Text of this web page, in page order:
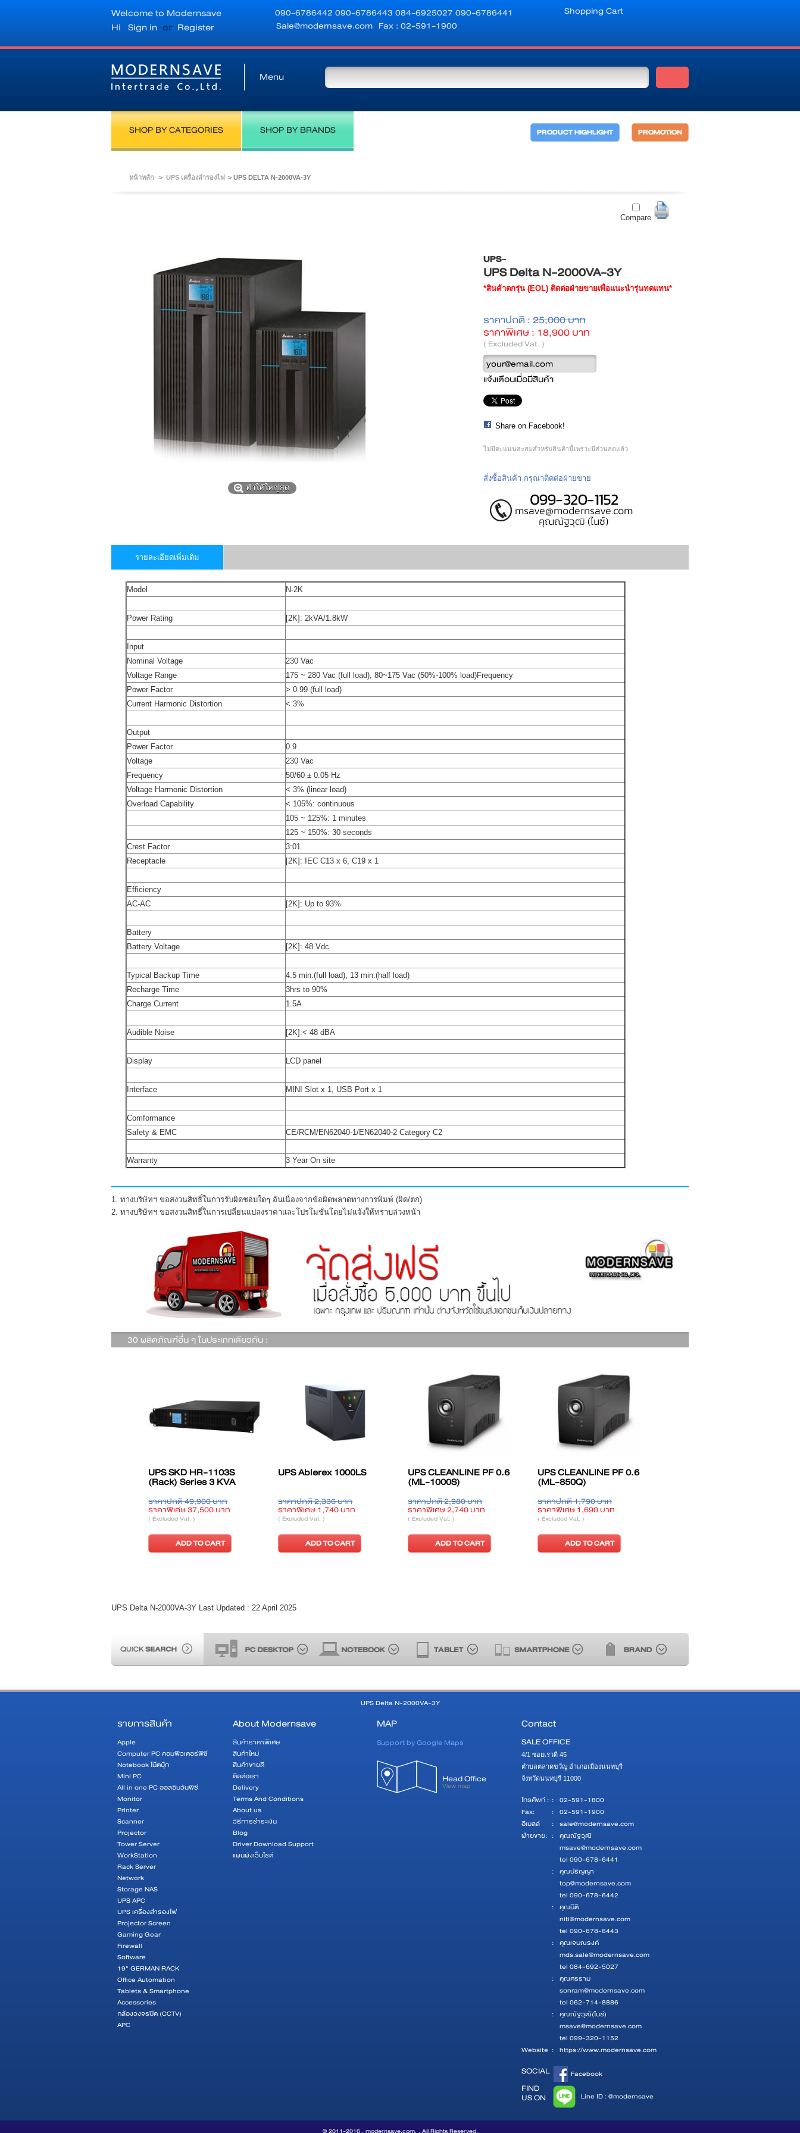
Welcome to Modernsave
Hi Sign in or Register
090-6786442090-6786443084-6925027090-6786441
Sale@modernsave.com Fax : 02-591-1900
Shopping Cart
Menu
SHOP BY CATEGORIES SHOP BY BRANDS PROMOTION
PRODUCT HIGHLIGHT
หน้าหลัก > UPS เครื่องสำรองไฟ > UPS DELTA N-2000VA-3Y
Compare
UPS-
UPS Delta N-2000VA-3Y
*สินค้าตกรุ่น (EOL) ติดต่อฝ่ายขายเพื่อแนะนำรุ่นทดแทน*
ราคาปกติ :25,000 บาท
ราคาพิเศษ : 18,900 บาท
( Excluded Vat. )
แจ้งเตือนเมื่อมีสินค้า
Share on Facebook!
ไม่มีคะแนนสะสมสำหรับสินค้านี้เพราะมีส่วนลดแล้ว
สั่งซื้อสินค้า กรุณาติดต่อฝ่ายขาย
ทำให้ใหญ่สุด
รายละเอียดเพิ่มเติม
Model N-2K
Power Rating [2K]: 2kVA/1.8kW
Input
Nominal Voltage
230 Vac
Voltage Range
175 ~ 280 Vac (full load), 80~175 Vac (50%-100% load)Frequency
Power Factor
> 0.99 (full load)
Current Harmonic Distortion
< 3%
Output
Power Factor
0.9
Voltage
230 Vac
Frequency
50/60 ± 0.05 Hz
Voltage Harmonic Distortion
< 3% (linear load)
Overload Capability
< 105%: continuous
105 ~ 125%: 1 minutes
125 ~ 150%: 30 seconds
Crest Factor
3:01
Receptacle
[2K]: IEC C13 x 6, C19 x 1
Efficiency
AC-AC
[2K]: Up to 93%
Battery
Battery Voltage
[2K]: 48 Vdc
Typical Backup Time
4.5 min.(full load), 13 min.(half load)
Recharge Time
3hrs to 90%
Charge Current
1.5A
Audible Noise [2K]:< 48 dBA
Display LCD panel
Interface MINI Slot x 1, USB Port x 1
Comformance
Safety & EMC
CE/RCM/EN62040-1/EN62040-2 Category C2
Warranty 3 Year On site
1. ทางบริษัทฯ ขอสงวนสิทธิ์ในการรับผิดชอบใดๆ อันเนื่องจากข้อผิดพลาดทางการพิมพ์ (ผิด/ตก)
2. ทางบริษัทฯ ขอสงวนสิทธิ์ในการเปลี่ยนแปลงราคาและโปรโมชั่นโดยไม่แจ้งให้ทราบล่วงหน้า
30 ผลิตภัณฑ์อื่น ๆ ในประเภทเดียวกัน :
UPS CLEANLINE PF 0.6
ราคาพิเศษ 2,740 บาท
UPS CLEANLINE PF 0.6
(ML-850Q)
ราคาปกติ 1,790 บาท
ราคาพิเศษ 1,690 บาท
UPS SKD LCD-1000
ราคาปกติ 3,290 บาท
ราคาพิเศษ 2,480 บาท
UPS SKD LCD-1200
ราคาปกติ 5,590 บาท
ราคาพิเศษ 4,200 บาท
UPS SKD HT-1106S
ราคาปกติ 95,900 บาท
ราคาพิเศษ 73,800 บาท
UPS Delta N-2000VA-3Y Last Updated : 22 April 2025
UPS Delta N-2000VA-3Y
รายการสินค้า
Apple
Computer PC คอมพิวเตอร์พีซี
Notebook โน๊ตบุ๊ก
Mini PC
All in one PC ออลอินวันพีซี
Monitor
Printer
Scanner
Projector
Tower Server
WorkStation
Rack Server
Network
Storage NAS
UPS APC
UPS เครื่องสำรองไฟ
Projector Screen
Gaming Gear
Firewall
Software
19" GERMAN RACK
Office Automation
Tablets & Smartphone
Accessories
กล้องวงจรปิด (CCTV)
APC
About Modernsave
สินค้าราคาพิเศษ
สินค้าใหม่
สินค้าขายดี
ติดต่อเรา
Delivery
Terms And Conditions
About us
วิธีการชำระเงิน
Blog
Driver Download Support
แผนผังเว็บไซต์
MAP
Support by Google Maps
Head Office
View map
Contact
SALE OFFICE
4/1 ซอยเรวดี 45
ตำบลตลาดขวัญ อำเภอเมืองนนทบุรี
จังหวัดนนทบุรี 11000
โทรศัพท์ : : 02-591-1800
Fax:
: 02-591-1900
อีเมลล์
: sale@modernsave.com
ฝ่ายขาย: : คุณณัฐวุฒิ
msave@modernsave.com
tel 090-678-6441
: คุณปริญญา
top@modernsave.com
tel 090-678-6442
: คุณนิติ
niti@modernsave.com
tel 090-678-6443
: คุณเจนณรงค์
mds.sale@modernsave.com
tel 084-692-5027
: คุณศรราม
sonram@modernsave.com
tel 062-714-8886
: คุณณัฐวุฒิ(ไนซ์)
msave@modernsave.com
tel 099-320-1152
Website : https://www.modernsave.com
SOCIAL
FIND
US ON
Facebook
Line ID : @modernsave